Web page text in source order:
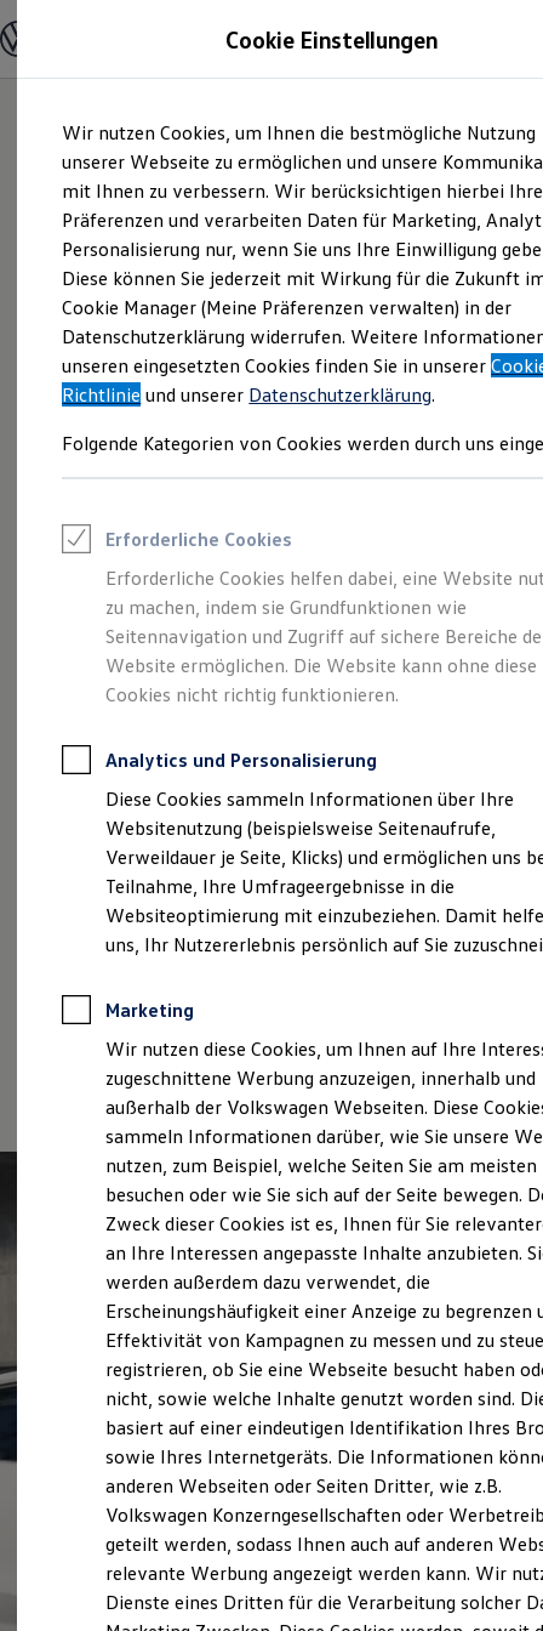
Hauptinhalt
springen
Footer
springen
Modelle und Konfigurator
Modelle vergleichen
Elektroautos
ENERGY Sondermodelle
Nutzfahrzeuge
SUV und CUV
Familienautos
Kombis
Kompaktwagen
Sportwagen
Schnell verfügbare Fahrzeuge
Angebote und Produkte
Aktuelle Angebote
E-Auto-Förderung
Volkswagen Marktplatz
Junge Gebrauchtwagen und Gebrauchtwagen
Saisonangebote
Leasing
Leasing-Angebote
Gebrauchtwagen Leasing
Junge Gebrauchtwagen-Leasing
Elektroauto Leasing
Kleinwagen-Leasing
Leasing ohne Anzahlung
Autokredit mit Schlussrate
Versicherungen und Garantien
Kfz-Versicherung
Restschuldversicherungen
Garantien
Wartungsverträge
Geschäftskunden
Professional Class bei Volkswagen
Großkunden
Behörden
Anpfiff zum Gewinn
Elektroautos
ID. Tutorials
Elektrofahrzeugkonzepte
Reichweite
Reichweite der ID. Modelle
Reichweite im Winter
Laden
Laden unterwegs
Laden Zuhause
Ladezeitensimulator
Batterie
Sicherheit
Garantie und Lebensdauer
Nachhaltigkeit
Technologie
Kosten und Kauf
Verbrauchskosten
Kaufoptionen
E-Auto-Förderung
Software und Konnektivität
Die ID. Software 6
ID. Software Versionen und Updates
Digitale Extras
Schnittstellen zu Ihrem ID.
Sportlich. Flexibel.
Komfortabel.
Entdecken Sie den
T‑Roc!
Impressum & Rechtliches )
Cookie Einstellungen
Wir nutzen Cookies, um Ihnen die bestmögliche Nutzung
unserer Webseite zu ermöglichen und unsere
mit Ihnen zu verbessern. Wir berücksichtigen hierbei Ihre
Präferenzen und verarbeiten Daten für Marketing,
Personalisierung nur, wenn Sie uns Ihre Einwilligung
Diese können Sie jederzeit mit Wirkung für die Zukunft
Cookie Manager (Meine Präferenzen verwalten) in der
Datenschutzerklärung widerrufen. Weitere
unseren eingesetzten Cookies finden Sie in unserer
Richtlinie und unserer Datenschutzerklärung.
Folgende Kategorien von Cookies werden durch uns
Erforderliche Cookies
Erforderliche Cookies helfen dabei, eine Website
zu machen, indem sie Grundfunktionen wie
Seitennavigation und Zugriff auf sichere Bereiche
Website ermöglichen. Die Website kann ohne diese
Cookies nicht richtig funktionieren.
Analytics und Personalisierung
Diese Cookies sammeln Informationen über Ihre
Websitenutzung (beispielsweise Seitenaufrufe,
Verweildauer je Seite, Klicks) und ermöglichen uns
Teilnahme, Ihre Umfrageergebnisse in die
Websiteoptimierung mit einzubeziehen. Damit
uns, Ihr Nutzererlebnis persönlich auf Sie
Marketing
Wir nutzen diese Cookies, um Ihnen auf Ihre
zugeschnittene Werbung anzuzeigen, innerhalb und
außerhalb der Volkswagen Webseiten. Diese
sammeln Informationen darüber, wie Sie unsere
nutzen, zum Beispiel, welche Seiten Sie am meisten
besuchen oder wie Sie sich auf der Seite bewegen.
Zweck dieser Cookies ist es, Ihnen für Sie
an Ihre Interessen angepasste Inhalte anzubieten.
werden außerdem dazu verwendet, die
Erscheinungshäufigkeit einer Anzeige zu begrenzen
Effektivität von Kampagnen zu messen und zu
registrieren, ob Sie eine Webseite besucht haben
nicht, sowie welche Inhalte genutzt worden sind.
basiert auf einer eindeutigen Identifikation Ihres
sowie Ihres Internetgeräts. Die Informationen
anderen Webseiten oder Seiten Dritter, wie z.B.
Volkswagen Konzerngesellschaften oder
geteilt werden, sodass Ihnen auch auf anderen
relevante Werbung angezeigt werden kann. Wir
Dienste eines Dritten für die Verarbeitung solcher